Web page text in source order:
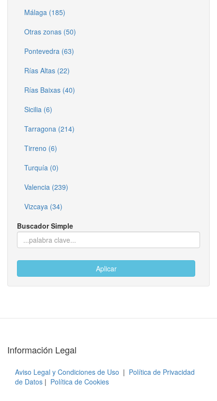
Málaga (185)
Otras zonas (50)
Pontevedra (63)
Rías Altas (22)
Rías Baixas (40)
Sicilia (6)
Tarragona (214)
Tirreno (6)
Turquía (0)
Valencia (239)
Vizcaya (34)
Buscador Simple
Aplicar
Información Legal
Aviso Legal y Condiciones de Uso | Política de Privacidad
de Datos | Política de Cookies